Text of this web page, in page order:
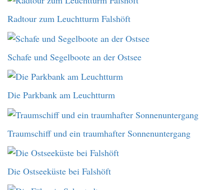
Radtour zum Leuchtturm Falshöft
Schafe und Segelboote an der Ostsee
Die Parkbank am Leuchtturm
Traumschiff und ein traumhafter Sonnenuntergang
Die Ostseeküste bei Falshöft